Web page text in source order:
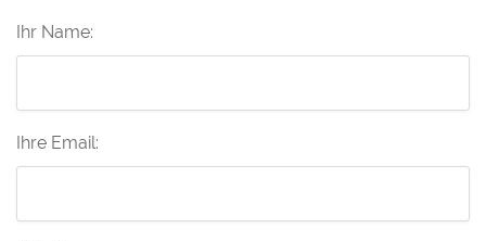
Ihr Name:
Ihre Email: